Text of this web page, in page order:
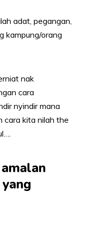
adat, pegangan,
kampung/orang
nak
cara
nyindir mana
cara kita nilah the